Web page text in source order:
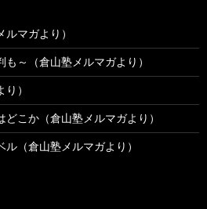
マガより）
～（倉山塾メルマガより）
）
こか（倉山塾メルマガより）
（倉山塾メルマガより）